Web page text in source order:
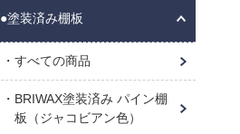
●塗装済み棚板
すべての商品
BRIWAX塗装済み パイン棚
板（ジャコビアン色）